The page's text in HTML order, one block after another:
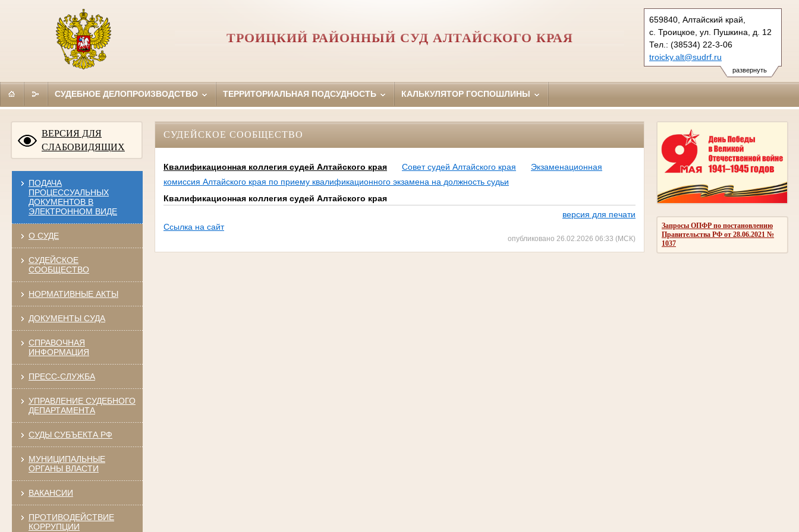
развернуть
659840, Алтайский край,
с. Троицкое, ул. Пушкина, д. 12
Тел.: (38534) 22-3-06
troicky.alt@sudrf.ru
показать на карте
ТРОИЦКИЙ РАЙОННЫЙ СУД АЛТАЙСКОГО КРАЯ
СУДЕБНОЕ ДЕЛОПРОИЗВОДСТВО ТЕРРИТОРИАЛЬНАЯ ПОДСУДНОСТЬ КАЛЬКУЛЯТОР ГОСПОШЛИНЫ
ВЕРСИЯ ДЛЯ
СЛАБОВИДЯЩИХ
ПОДАЧА
ПРОЦЕССУАЛЬНЫХ
ДОКУМЕНТОВ В
ЭЛЕКТРОННОМ ВИДЕ
О СУДЕ
СУДЕЙСКОЕ
СООБЩЕСТВО
НОРМАТИВНЫЕ АКТЫ
ДОКУМЕНТЫ СУДА
СПРАВОЧНАЯ
ИНФОРМАЦИЯ
ПРЕСС-СЛУЖБА
УПРАВЛЕНИЕ СУДЕБНОГО
ДЕПАРТАМЕНТА
СУДЫ СУБЪЕКТА РФ
МУНИЦИПАЛЬНЫЕ
ОРГАНЫ ВЛАСТИ
ВАКАНСИИ
ПРОТИВОДЕЙСТВИЕ
КОРРУПЦИИ
Запросы ОПФР по постановлению
Правительства РФ от 28.06.2021 №
1037
СУДЕЙСКОЕ СООБЩЕСТВО
Квалификационная коллегия судей Алтайского края Совет судей Алтайского края
Экзаменационная
комиссия Алтайского края по приему квалификационного экзамена на должность судьи
Квалификационная коллегия судей Алтайского края
версия для печати
Ссылка на сайт
опубликовано 26.02.2026 06:33 (МСК)